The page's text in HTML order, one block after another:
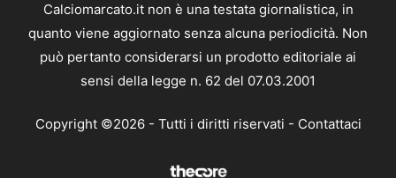
Calciomarcato.it non è una testata giornalistica, in
quanto viene aggiornato senza alcuna periodicità. Non
può pertanto considerarsi un prodotto editoriale ai
sensi della legge n. 62 del 07.03.2001
Copyright ©2026 - Tutti i diritti riservati - Contattaci